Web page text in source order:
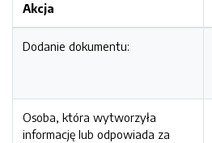
Akcja
Dodanie dokumentu:
Osoba, która wytworzyła
informację lub odpowiada za